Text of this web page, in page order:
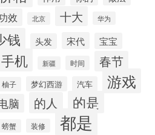
效 北京 十大 华为
钱 头发 宋代 宝宝
手机 新疆 时间 春节
柚子 梦幻西游 汽车 游戏
脑 的人 的是
螃蟹 装修 都是